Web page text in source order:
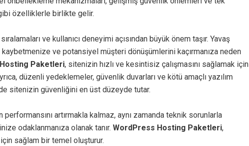
özelliklerle birlikte gelir.
ve kullanıcı deneyimi açısından büyük önem taşır. Yavaş
ve potansiyel müşteri dönüşümlerini kaçırmanıza neden
Paketleri, sitenizin hızlı ve kesintisiz çalışmasını sağlamak için
düzenli yedeklemeler, güvenlik duvarları ve kötü amaçlı yazılım
sitenizin güvenliğini en üst düzeyde tutar.
artırmakla kalmaz, aynı zamanda teknik sorunlarla
odaklanmanıza olanak tanır. WordPress Hosting Paketleri,
sağlam bir temel oluşturur.